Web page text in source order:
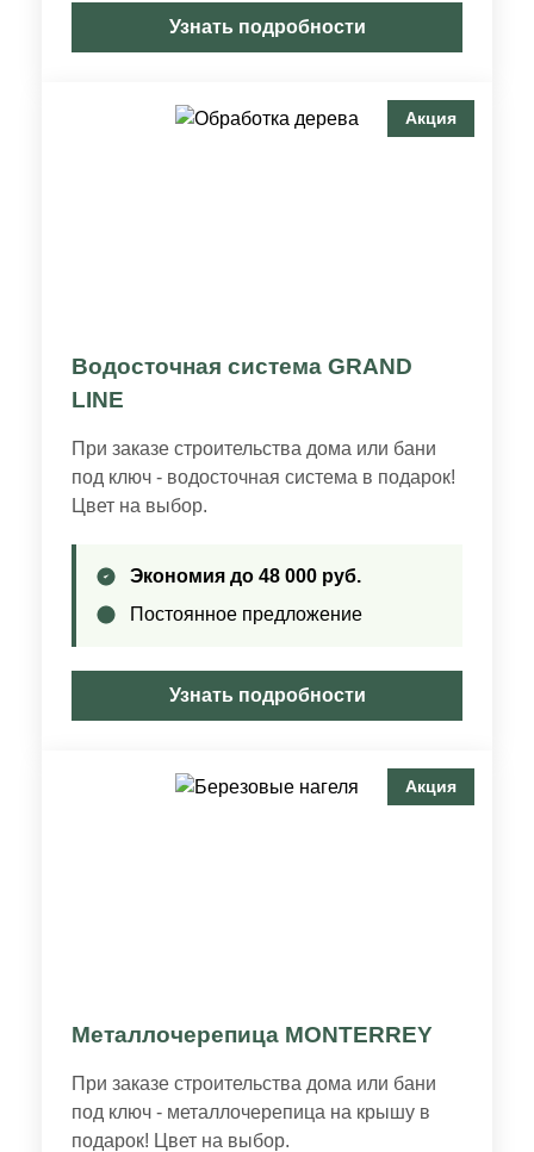
Узнать подробности
Акция
Водосточная система GRAND
LINE
При заказе строительства дома или бани
под ключ - водосточная система в подарок!
Цвет на выбор.
Экономия до 48 000 руб.
Постоянное предложение
Узнать подробности
Акция
Металлочерепица​ MONTERREY
При заказе строительства дома или бани
под ключ - металлочерепица на крышу в
подарок! Цвет на выбор.